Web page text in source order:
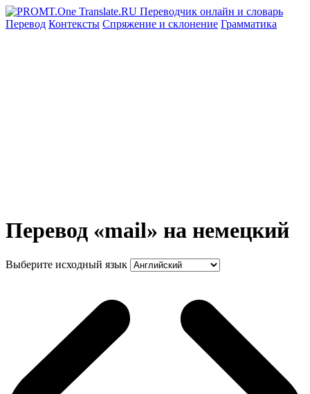
Перевод Контексты Спряжение и склонение Грамматика
Перевод «mail» на немецкий
Выберите исходный язык